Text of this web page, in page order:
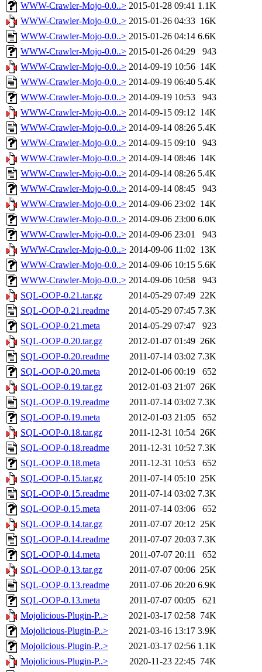
WWW-Crawler-Mojo-0.0..> 2015-01-28 09:41 1.1K
WWW-Crawler-Mojo-0.0..> 2015-01-26 04:33 16K
WWW-Crawler-Mojo-0.0..> 2015-01-26 04:14 6.6K
WWW-Crawler-Mojo-0.0..> 2015-01-26 04:29
943
WWW-Crawler-Mojo-0.0..> 2014-09-19 10:56 14K
WWW-Crawler-Mojo-0.0..> 2014-09-19 06:40 5.4K
WWW-Crawler-Mojo-0.0..> 2014-09-19 10:53
943
WWW-Crawler-Mojo-0.0..> 2014-09-15 09:12 14K
WWW-Crawler-Mojo-0.0..> 2014-09-14 08:26 5.4K
WWW-Crawler-Mojo-0.0..> 2014-09-15 09:10
943
WWW-Crawler-Mojo-0.0..> 2014-09-14 08:46 14K
WWW-Crawler-Mojo-0.0..> 2014-09-14 08:26 5.4K
WWW-Crawler-Mojo-0.0..> 2014-09-14 08:45
943
WWW-Crawler-Mojo-0.0..> 2014-09-06 23:02 14K
WWW-Crawler-Mojo-0.0..> 2014-09-06 23:00 6.0K
WWW-Crawler-Mojo-0.0..> 2014-09-06 23:01
943
WWW-Crawler-Mojo-0.0..> 2014-09-06 11:02 13K
WWW-Crawler-Mojo-0.0..> 2014-09-06 10:15 5.6K
WWW-Crawler-Mojo-0.0..> 2014-09-06 10:58
943
SQL-OOP-0.21.tar.gz
2014-05-29 07:49 22K
SQL-OOP-0.21.readme
2014-05-29 07:45 7.3K
SQL-OOP-0.21.meta
2014-05-29 07:47
923
SQL-OOP-0.20.tar.gz
2012-01-07 01:49 26K
SQL-OOP-0.20.readme
2011-07-14 03:02 7.3K
SQL-OOP-0.20.meta
2012-01-06 00:19
652
SQL-OOP-0.19.tar.gz
2012-01-03 21:07 26K
SQL-OOP-0.19.readme
2011-07-14 03:02 7.3K
SQL-OOP-0.19.meta
2012-01-03 21:05
652
SQL-OOP-0.18.tar.gz
2011-12-31 10:54 26K
SQL-OOP-0.18.readme
2011-12-31 10:52 7.3K
SQL-OOP-0.18.meta
2011-12-31 10:53
652
SQL-OOP-0.15.tar.gz
2011-07-14 05:10 25K
SQL-OOP-0.15.readme
2011-07-14 03:02 7.3K
SQL-OOP-0.15.meta
2011-07-14 03:06
652
SQL-OOP-0.14.tar.gz
2011-07-07 20:12 25K
SQL-OOP-0.14.readme
2011-07-07 20:03 7.3K
SQL-OOP-0.14.meta
2011-07-07 20:11
652
SQL-OOP-0.13.tar.gz
2011-07-07 00:06 25K
SQL-OOP-0.13.readme
2011-07-06 20:20 6.9K
SQL-OOP-0.13.meta
2011-07-07 00:05
621
Mojolicious-Plugin-P..>
2021-03-17 02:58 74K
Mojolicious-Plugin-P..>
2021-03-16 13:17 3.9K
Mojolicious-Plugin-P..>
2021-03-17 02:56 1.1K
Mojolicious-Plugin-P..>
2020-11-23 22:45 74K